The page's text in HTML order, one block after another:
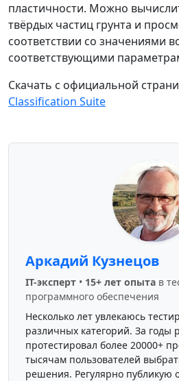
пластичности. Можно
твёрдых частиц грунта и
соответствии со значениями
соответствующими
Скачать с официальной
Classification Suite
Аркадий Кузнецов
IT-эксперт • 15+ лет опыта в
программного обеспечения
Несколько лет увлекаюсь
различных категорий. За годы
протестировал более 20000+
тысячам пользователей
решения. Регулярно публикую